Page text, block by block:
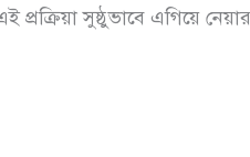
প্রক্রিয়া সুষ্ঠুভাবে এগিয়ে